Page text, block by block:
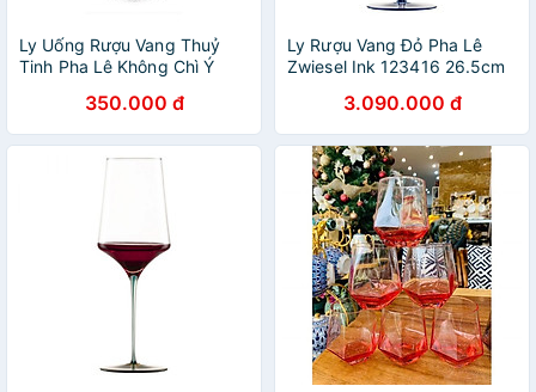
Ly Uống Rượu Vang Thuỷ
Tinh Pha Lê Không Chì Ý
Invino Goblet 330 ml
350.000 đ
Ly Rượu Vang Đỏ Pha Lê
Zwiesel Ink 123416 26.5cm
Dương Midnight Hàng chính
hãng
3.090.000 đ